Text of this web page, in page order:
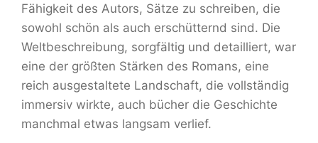
Fähigkeit des Autors, Sätze zu schreiben, die
sowohl schön als auch erschütternd sind. Die
Weltbeschreibung, sorgfältig und detailliert, war
eine der größten Stärken des Romans, eine
reich ausgestaltete Landschaft, die vollständig
immersiv wirkte, auch bücher die Geschichte
manchmal etwas langsam verlief.